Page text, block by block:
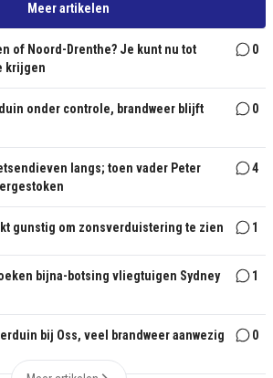
Meer artikelen
of Noord-Drenthe? Je kunt nu tot
krijgen
0
onder controle, brandweer blijft
0
langs; toen vader Peter
4
gunstig om zonsverduistering te zien 1
bijna-botsing vliegtuigen Sydney
1
bij Oss, veel brandweer aanwezig 0